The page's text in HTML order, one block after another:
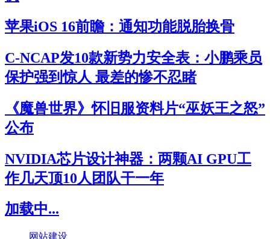
苹果iOS 16前瞻：通知功能脱胎换骨
C-NCAP发10款新势力安全表：小鹏乘员
保护强到惊人 最差的惨不忍睹
《魔兽世界》怀旧服资料片“巫妖王之怒”
公布
NVIDIA芯片设计神器：两颗AI GPU工
作几天顶10人团队干一年
加载中...
网站建设